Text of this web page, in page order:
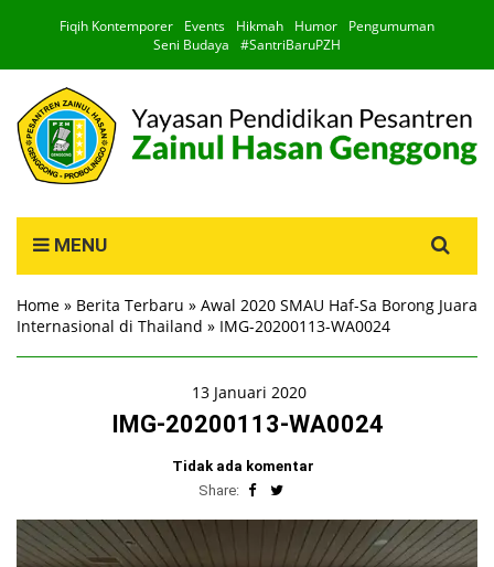
Fiqih Kontemporer Events Hikmah Humor
Pengumuman
Seni Budaya
#SantriBaruPZH
MENU
for:
Home » Berita Terbaru » Awal 2020 SMAU Haf-Sa Borong Juara
Internasional di Thailand » IMG-20200113-WA0024
13 Januari 2020
IMG-20200113-WA0024
Tidak ada komentar
Share: